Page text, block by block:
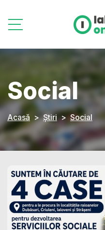
Social
Acasă Știri Social